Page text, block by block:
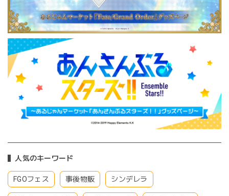
人気のキーワード
FGOフェス 事後物販 シンデレラ